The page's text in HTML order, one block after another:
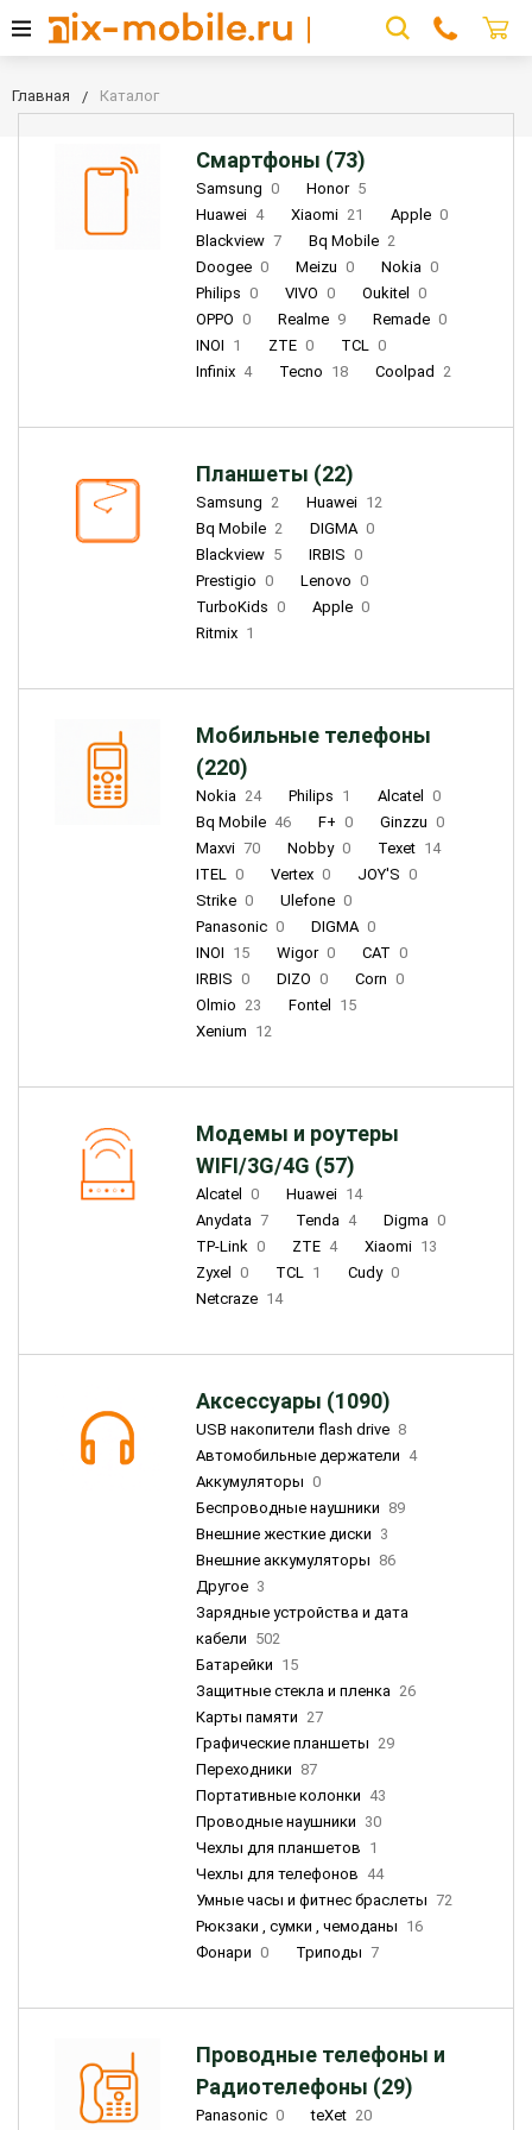
Главная Каталог
Смартфоны (73)
Samsung 0 Honor 5
Huawei 4 Xiaomi 21 Apple 0
Blackview 7 Bq Mobile 2
Doogee 0 Meizu 0 Nokia 0
Philips 0 VIVO 0 Oukitel
0
OPPO 0 Realme 9 Remade 0
INOI 1 ZTE 0 TCL 0
Infinix 4 Tecno 18 Coolpad 2
Планшеты (22)
Samsung 2 Huawei 12
Bq Mobile 2 DIGMA 0
Blackview 5 IRBIS 0
Prestigio 0 Lenovo 0
TurboKids 0 Apple 0
Ritmix 1
Мобильные телефоны
(220)
Nokia 24 Philips 1 Alcatel
0
Bq Mobile 46 F+ 0 Ginzzu 0
Maxvi 70 Nobby 0 Texet 14
ITEL 0 Vertex 0 JOY'S 0
Strike 0 Ulefone 0
Panasonic 0 DIGMA 0
INOI 15 Wigor 0 CAT 0
IRBIS 0 DIZO 0 Corn 0
Olmio 23 Fontel
15
Xenium 12
Модемы и роутеры
WIFI/3G/4G (57)
Alcatel 0 Huawei 14
Anydata 7 Tenda 4 Digma 0
TP-Link 0 ZTE 4 Xiaomi 13
Zyxel
0 TCL 1 Cudy 0
Netcraze 14
Аксессуары (1090)
USB накопители flash drive 8
Автомобильные держатели 4
Аккумуляторы 0
Беспроводные наушники 89
Внешние жесткие диски 3
Внешние аккумуляторы 86
Другое 3
Зарядные устройства и дата
кабели 502
Батарейки 15
Защитные стекла и пленка 26
Карты памяти 27
Графические планшеты 29
Переходники 87
Портативные колонки 43
Проводные наушники 30
Чехлы для планшетов 1
Чехлы для телефонов 44
Умные часы и фитнес браслеты 72
Рюкзаки , сумки , чемоданы 16
Фонари 0 Триподы 7
Проводные телефоны и
Радиотелефоны (29)
Panasonic 0 teXet 20